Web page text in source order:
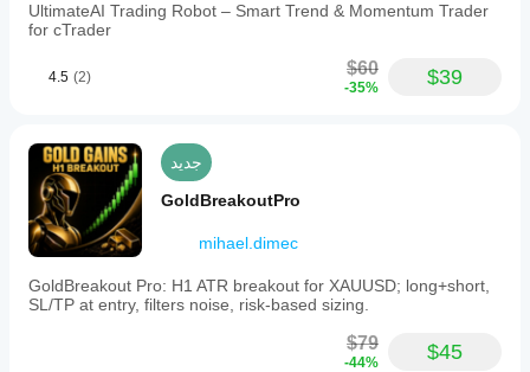
UltimateAI Trading Robot – Smart Trend & Momentum Trader
for cTrader
4.5 (2) $60
-35% $39
جديد
GoldBreakoutPro
mihael.dimec
GoldBreakout Pro: H1 ATR breakout for XAUUSD; long+short,
SL/TP at entry, filters noise, risk-based sizing.
$79
-44% $45